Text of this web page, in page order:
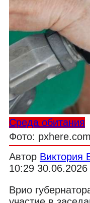
Среда обитания
Фото: pxhere.com
Автор Виктория
10:29 30.06.2026
Врио